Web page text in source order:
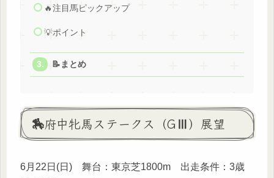
🔥注目馬ピックアップ
💡ポイント
📝まとめ
🏇府中牝馬ステークス（GⅢ）展望
6月22日(日) 舞台：東京芝1800m 出走条件：3歳